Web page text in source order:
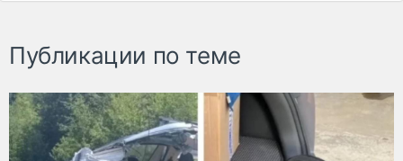
Публикации по теме